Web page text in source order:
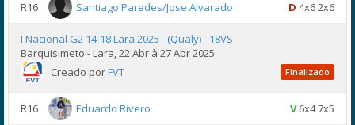
R16 Santiago Paredes/Jose Alvarado D 4x6 2x6
I Nacional G2 14-18 Lara 2025 - (Qualy) - 18VS
Barquisimeto - Lara, 22 Abr à 27 Abr 2025
Creado porFVT Finalizado
R16 Eduardo Rivero V6x4 7x5